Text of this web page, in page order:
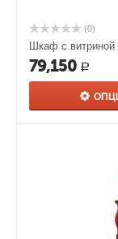
(0)
Шкаф с
79,150 Р